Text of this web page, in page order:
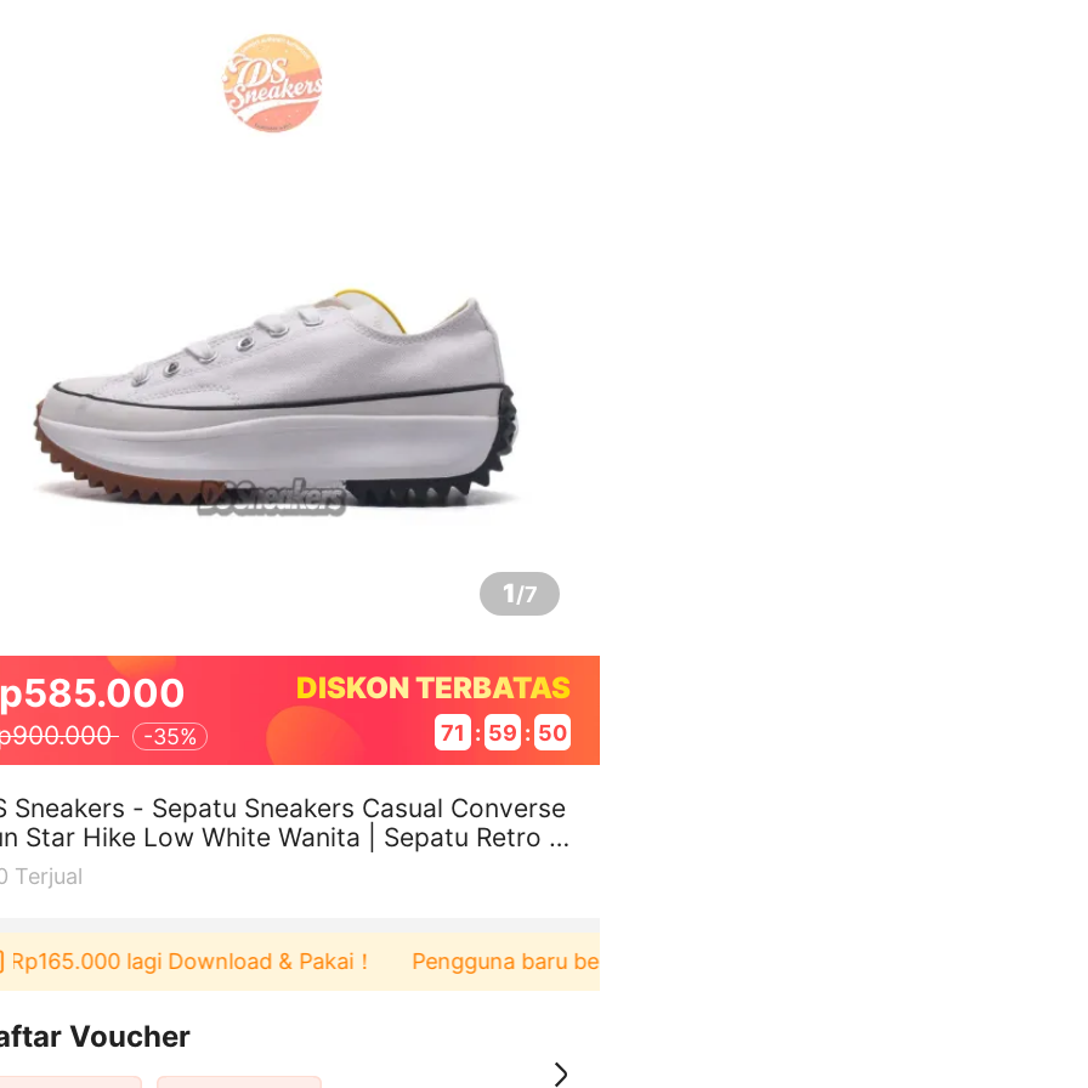
1/7
-35%
DISKON TERBATAS
71 : 59 : 49
Sneakers - Sepatu Sneakers Casual Converse
Star Hike Low White Wanita | Sepatu Retro Li
Streetwear Fashion
Terjual
lagi Download & Pakai！ Pengguna baru berbelanja di aplikasi Akulaku bisa dapat voucher
Voucher